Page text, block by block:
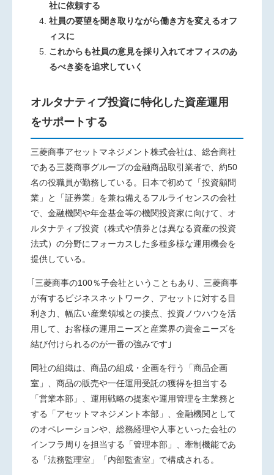
社に依頼する
社員の要望を聞き取りながら働き方を変えるオフ
ィスに
これからも社員の意見を採り入れてオフィスのあ
るべき姿を追求していく
オルタナティブ投資に特化した資産運用
をサポートする
三菱商事アセットマネジメント株式会社は、総合商社
である三菱商事グループの金融商品取引業者で、約50
名の役職員が勤務している。日本で初めて「投資顧問
業」と「証券業」を兼ね備えるフルライセンスの会社
で、金融機関や年金基金等の機関投資家に向けて、オ
ルタナティブ投資（株式や債券とは異なる資産の投資
法式）の分野にフォーカスした多種多様な運用機会を
提供している。
｢三菱商事の100％子会社ということもあり、三菱商事
が有するビジネスネットワーク、アセットに対する目
利き力、幅広い産業領域との接点、投資ノウハウを活
用して、お客様の運用ニーズと産業界の資金ニーズを
結び付けられるのが一番の強みです｣
同社の組織は、商品の組成・企画を行う「商品企画
室」、商品の販売や一任運用受託の獲得を担当する
「営業本部」、運用戦略の提案や運用管理を主業務と
する「アセットマネジメント本部」、金融機関として
のオペレーションや、総務経理や人事といった会社の
インフラ周りを担当する「管理本部」、牽制機能であ
る「法務監理室」「内部監査室」で構成される。